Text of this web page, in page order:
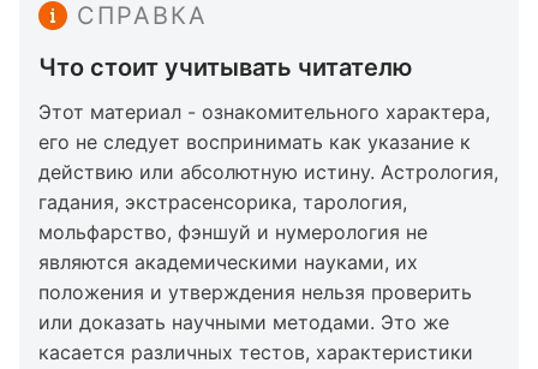
СПРАВКА
Что стоит учитывать читателю
Этот материал - ознакомительного характера,
его не следует воспринимать как указание к
действию или абсолютную истину. Астрология,
гадания, экстрасенсорика, тарология,
мольфарство, фэншуй и нумерология не
являются академическими науками, их
положения и утверждения нельзя проверить
или доказать научными методами. Это же
касается различных тестов, характеристики